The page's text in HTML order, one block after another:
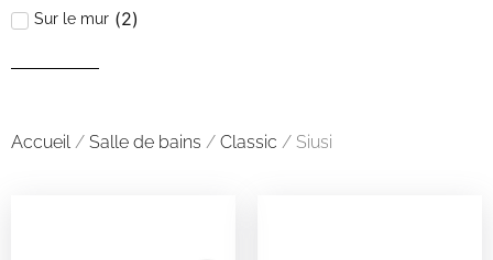
Sur le mur (2)
Accueil / Salle de bains / Classic / Siusi